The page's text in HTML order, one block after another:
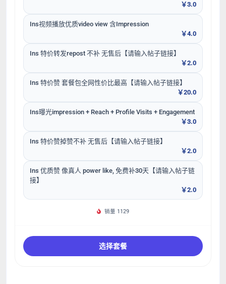
￥3.0
Ins视频播放优质video view 含Impression
￥4.0
Ins 特价转发repost 不补 无售后【请输入帖子链接】
￥2.0
Ins 特价赞 套餐包全网性价比最高【请输入帖子链接】
￥20.0
Ins曝光impression + Reach + Profile Visits + Engagement
￥3.0
Ins 特价赞掉赞不补 无售后【请输入帖子链接】
￥2.0
Ins 优质赞 像真人 power like, 免费补30天【请输入帖子链
接】
￥2.0
销量 1129
选择套餐